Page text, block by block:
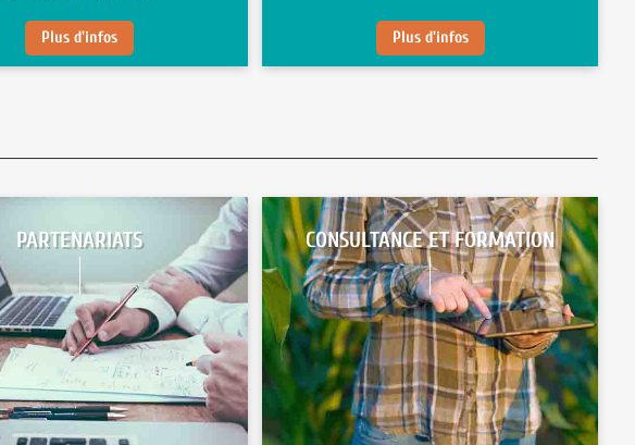
Plus d'infos Plus d'infos
PARTENARIATS CONSULTANCE ET FORMATION